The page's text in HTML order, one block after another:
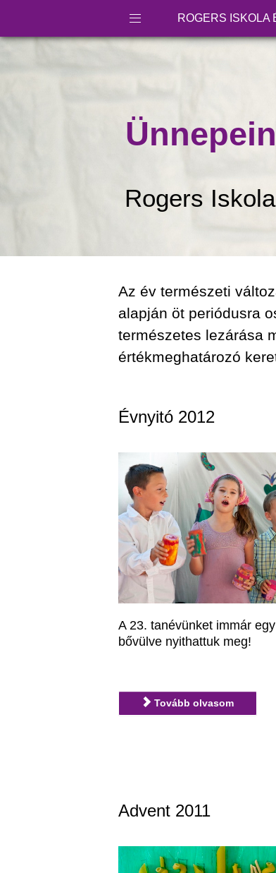
ROGERS ISKOLA
Rogers Iskola
Az év természeti
alapján öt periódusra
természetes lezárása
értékmeghatározó
Évnyitó 2012
A 23. tanévünket immár
bővülve nyithattuk meg!
Tovább olvasom
Advent 2011